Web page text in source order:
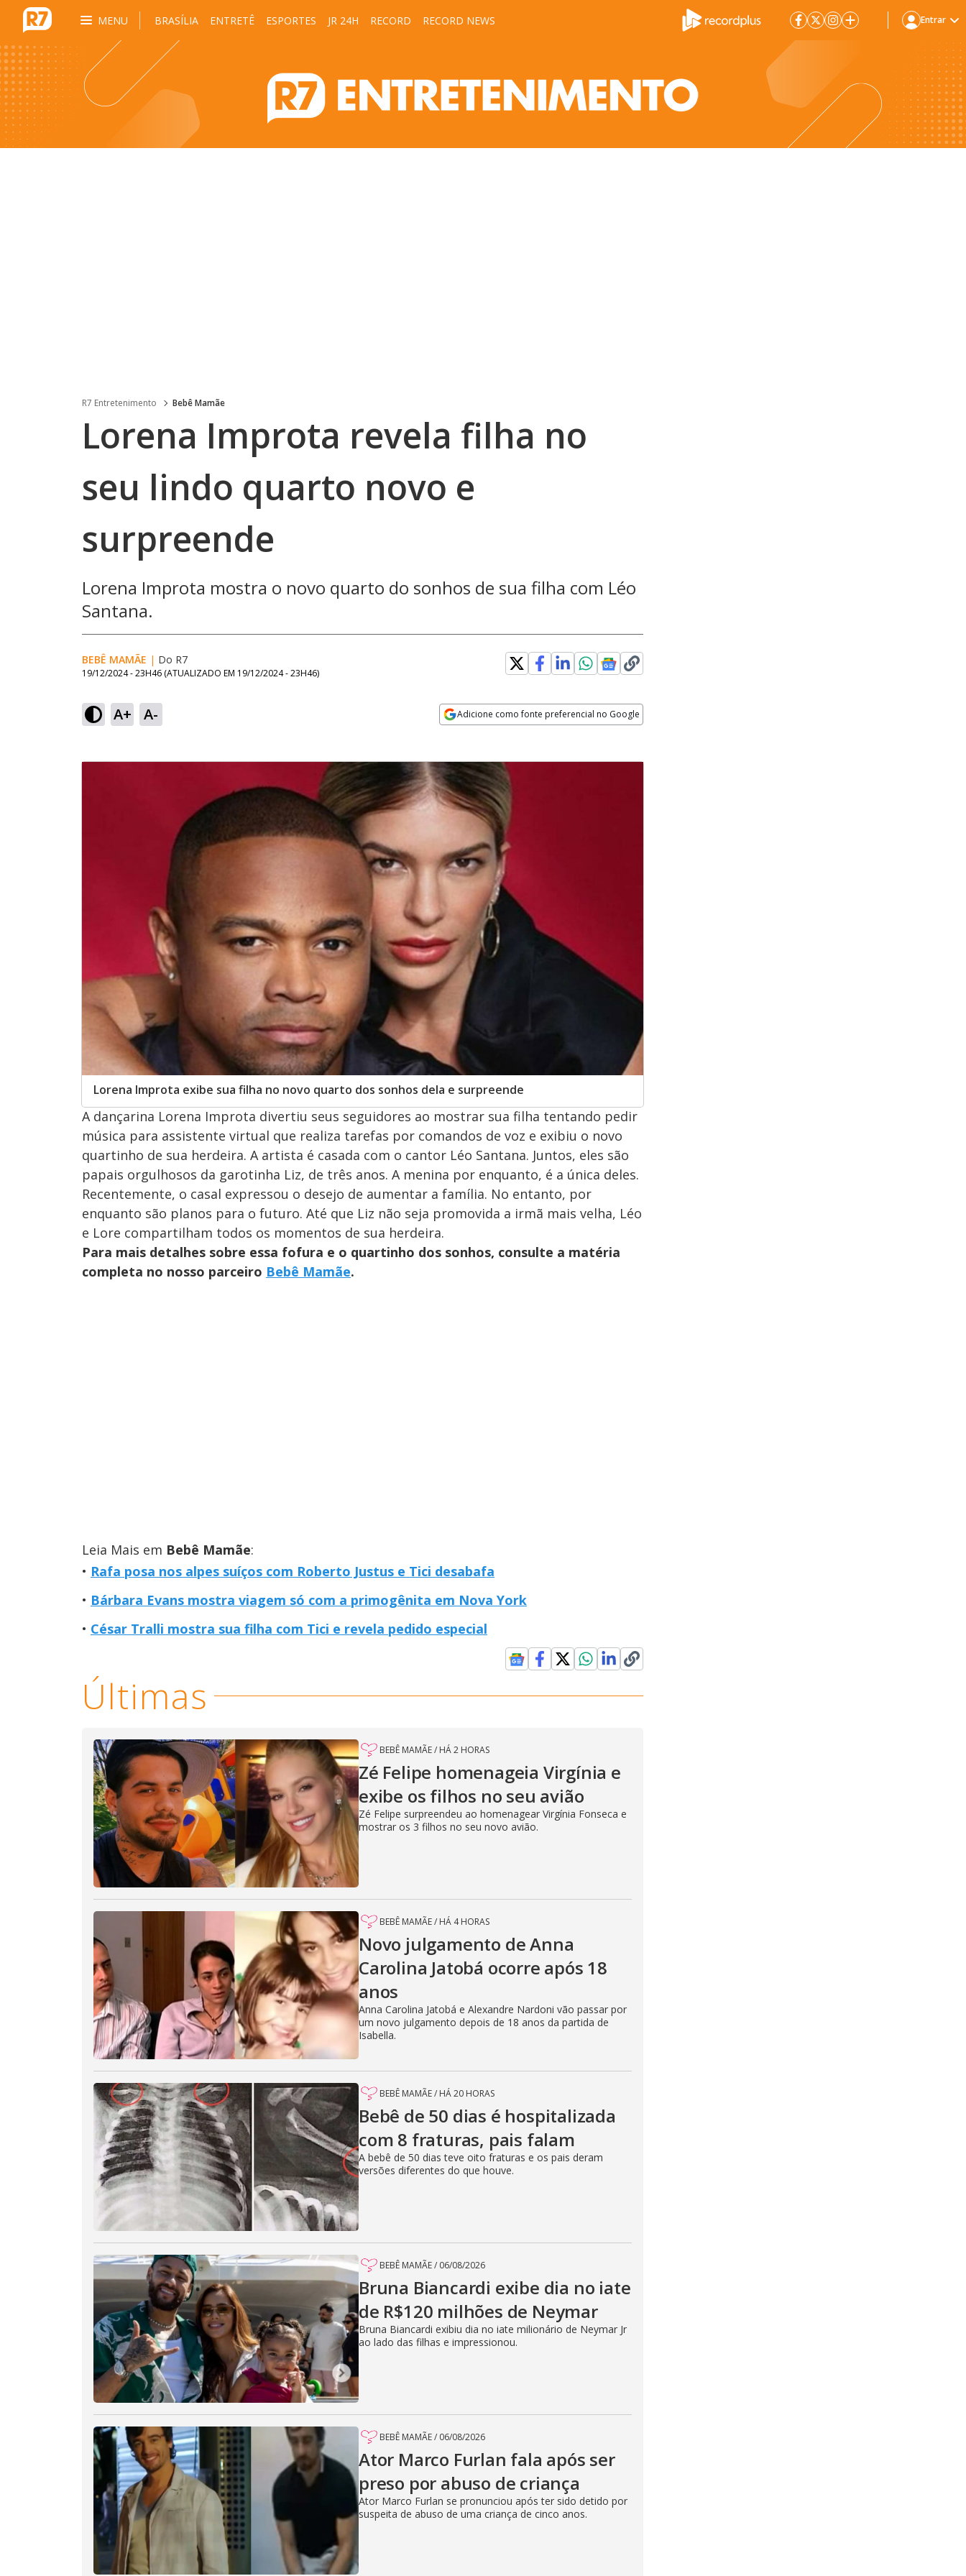
MENU BRASÍLIA ENTRETÊ ESPORTES JR 24H RECORD RECORD NEWS Entrar
R7 Entretenimento Bebê Mamãe
Lorena Improta revela filha no
seu lindo quarto novo e
surpreende
Lorena Improta mostra o novo quarto do sonhos de sua filha com Léo
Santana.
BEBÊ MAMÃE | Do R7
19/12/2024 - 23H46 (ATUALIZADO EM 19/12/2024 - 23H46)
A+ A- Adicione como fonte preferencial no Google
Lorena Improta exibe sua filha no novo quarto dos sonhos dela e surpreende
A dançarina Lorena Improta divertiu seus seguidores ao mostrar sua filha tentando pedir
música para assistente virtual que realiza tarefas por comandos de voz e exibiu o novo
quartinho de sua herdeira. A artista é casada com o cantor Léo Santana. Juntos, eles são
papais orgulhosos da garotinha Liz, de três anos. A menina por enquanto, é a única deles.
Recentemente, o casal expressou o desejo de aumentar a família. No entanto, por
enquanto são planos para o futuro. Até que Liz não seja promovida a irmã mais velha, Léo
e Lore compartilham todos os momentos de sua herdeira.
Para mais detalhes sobre essa fofura e o quartinho dos sonhos, consulte a matéria
completa no nosso parceiro Bebê Mamãe.
Leia Mais em Bebê Mamãe:
Rafa posa nos alpes suíços com Roberto Justus e Tici desabafa
Bárbara Evans mostra viagem só com a primogênita em Nova York
César Tralli mostra sua filha com Tici e revela pedido especial
Últimas
BEBÊ MAMÃE/ HÁ 2 HORAS
Zé Felipe homenageia Virgínia e
exibe os filhos no seu avião
Zé Felipe surpreendeu ao homenagear Virgínia Fonseca e
mostrar os 3 filhos no seu novo avião.
BEBÊ MAMÃE/ HÁ 4 HORAS
Novo julgamento de Anna
Carolina Jatobá ocorre após 18
anos
Anna Carolina Jatobá e Alexandre Nardoni vão passar por
um novo julgamento depois de 18 anos da partida de
Isabella.
BEBÊ MAMÃE/ HÁ 20 HORAS
Bebê de 50 dias é hospitalizada
com 8 fraturas, pais falam
A bebê de 50 dias teve oito fraturas e os pais deram
versões diferentes do que houve.
BEBÊ MAMÃE/ 06/08/2026
Bruna Biancardi exibe dia no iate
de R$120 milhões de Neymar
Bruna Biancardi exibiu dia no iate milionário de Neymar Jr
ao lado das filhas e impressionou.
BEBÊ MAMÃE/ 06/08/2026
Ator Marco Furlan fala após ser
preso por abuso de criança
Ator Marco Furlan se pronunciou após ter sido detido por
suspeita de abuso de uma criança de cinco anos.